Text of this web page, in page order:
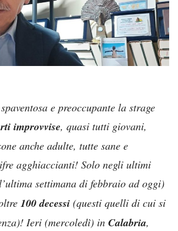
e preoccupante la strage
improvvise, quasi tutti giovani,
anche adulte, tutte sane e
agghiaccianti! Solo negli ultimi
settimana di febbraio ad oggi)
100 decessi (questi quelli di cui si
Ieri (mercoledì) in Calabria,